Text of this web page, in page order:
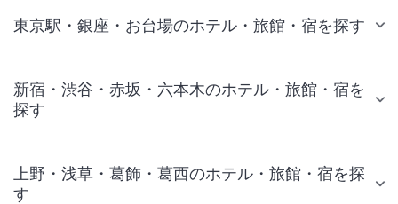
東京駅・銀座・お台場のホテル・旅館・宿を探す
新宿・渋谷・赤坂・六本木のホテル・旅館・宿を
探す
上野・浅草・葛飾・葛西のホテル・旅館・宿を探
す